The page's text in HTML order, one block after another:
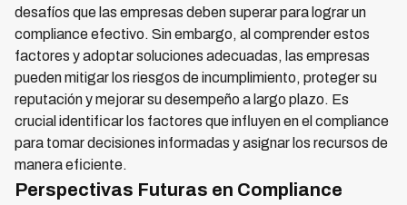
desafíos que las empresas deben superar para lograr un
compliance efectivo. Sin embargo, al comprender estos
factores y adoptar soluciones adecuadas, las empresas
pueden mitigar los riesgos de incumplimiento, proteger su
reputación y mejorar su desempeño a largo plazo. Es
crucial identificar los factores que influyen en el compliance
para tomar decisiones informadas y asignar los recursos de
manera eficiente.
Perspectivas Futuras en Compliance